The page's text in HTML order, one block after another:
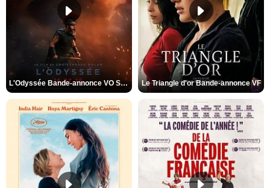
L'Odyssée Bande-annonce VO STFR Le Triangle d'or Bande-annonce VF